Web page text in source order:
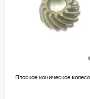
Плоское коническое